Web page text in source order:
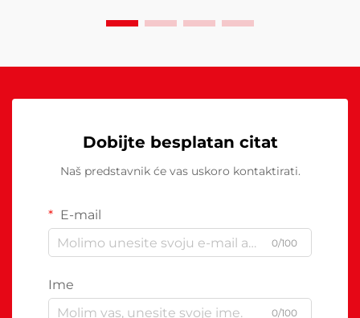
Dobijte besplatan citat
Naš predstavnik će vas uskoro kontaktirati.
E-mail
0/100
Ime
0/100